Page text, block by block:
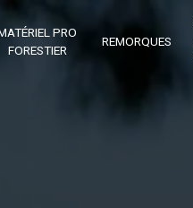
PRO
FORESTIER
REMORQUES